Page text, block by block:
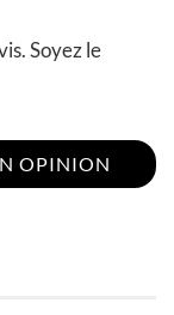
Soyez le
OPINION